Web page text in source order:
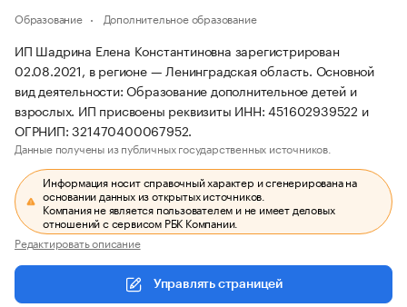
Образование Дополнительное образование
ИП Шадрина Елена Константиновна зарегистрирован
02.08.2021, в регионе — Ленинградская область. Основной
вид деятельности: Образование дополнительное детей и
взрослых. ИП присвоены реквизиты ИНН: 451602939522 и
ОГРНИП: 321470400067952.
Данные получены из публичных государственных источников.
Информация носит справочный характер и сгенерирована на
основании данных из открытых источников.
Компания не является пользователем и не имеет деловых
отношений с сервисом РБК Компании.
Редактировать описание
Управлять страницей